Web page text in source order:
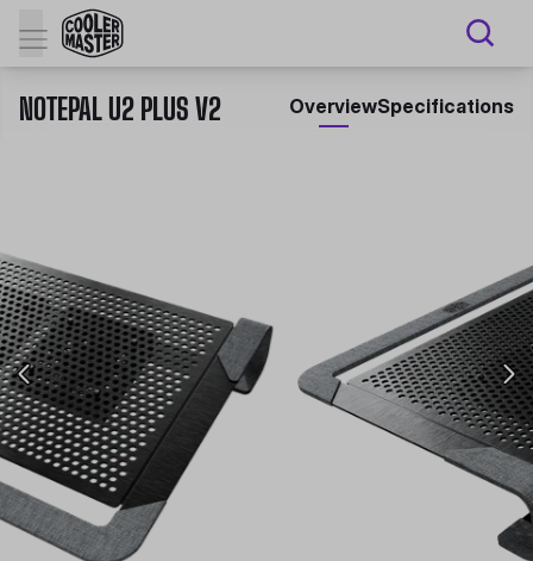
NOTEPAL U2 PLUS V2 OverviewSpecifications